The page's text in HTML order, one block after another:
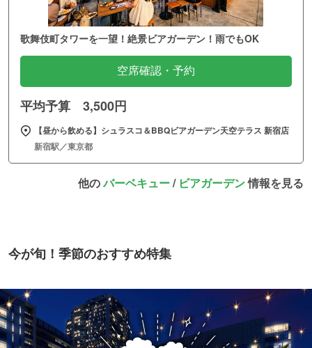
歌舞伎町タワーを一望！絶景ビアガーデン！雨でもOK
空席確認・予約
平均予算 3,500円
【昼から飲める】シュラスコ＆BBQビアガーデン天空テラス 新宿店
新宿駅／東京都
他のバーベキュー/ ビアガーデン情報を見る
今が旬！季節のおすすめ特集